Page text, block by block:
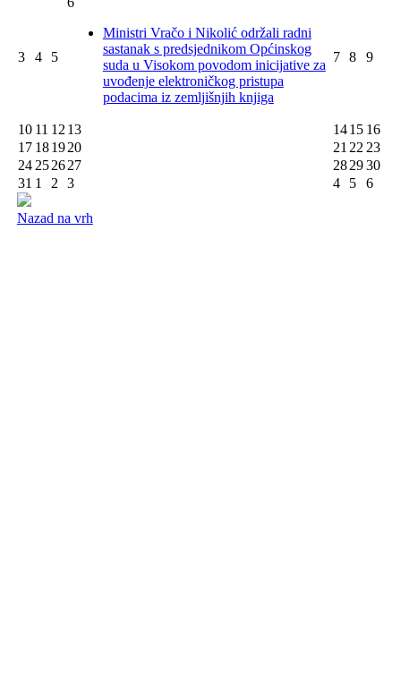
3 4 5
Ministri Vračo i Nikolić održali radni
sastanak s predsjednikom Općinskog
suda u Visokom povodom inicijative za
uvođenje elektroničkog pristupa
podacima iz zemljišnjih knjiga
7 8 9
10 11 12 13 1415 16
17 181920 21 22 23
24 252627 282930
31 1 2 3 4 5 6
Nazad na vrh